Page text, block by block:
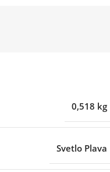
0,518 kg
Svetlo Plava